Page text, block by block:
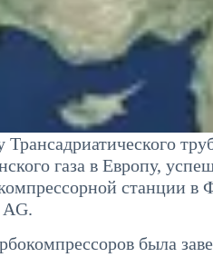
Трансадриатического
газа в Европу,
станции
была